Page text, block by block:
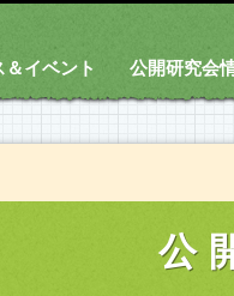
イベント 公開研究会
公